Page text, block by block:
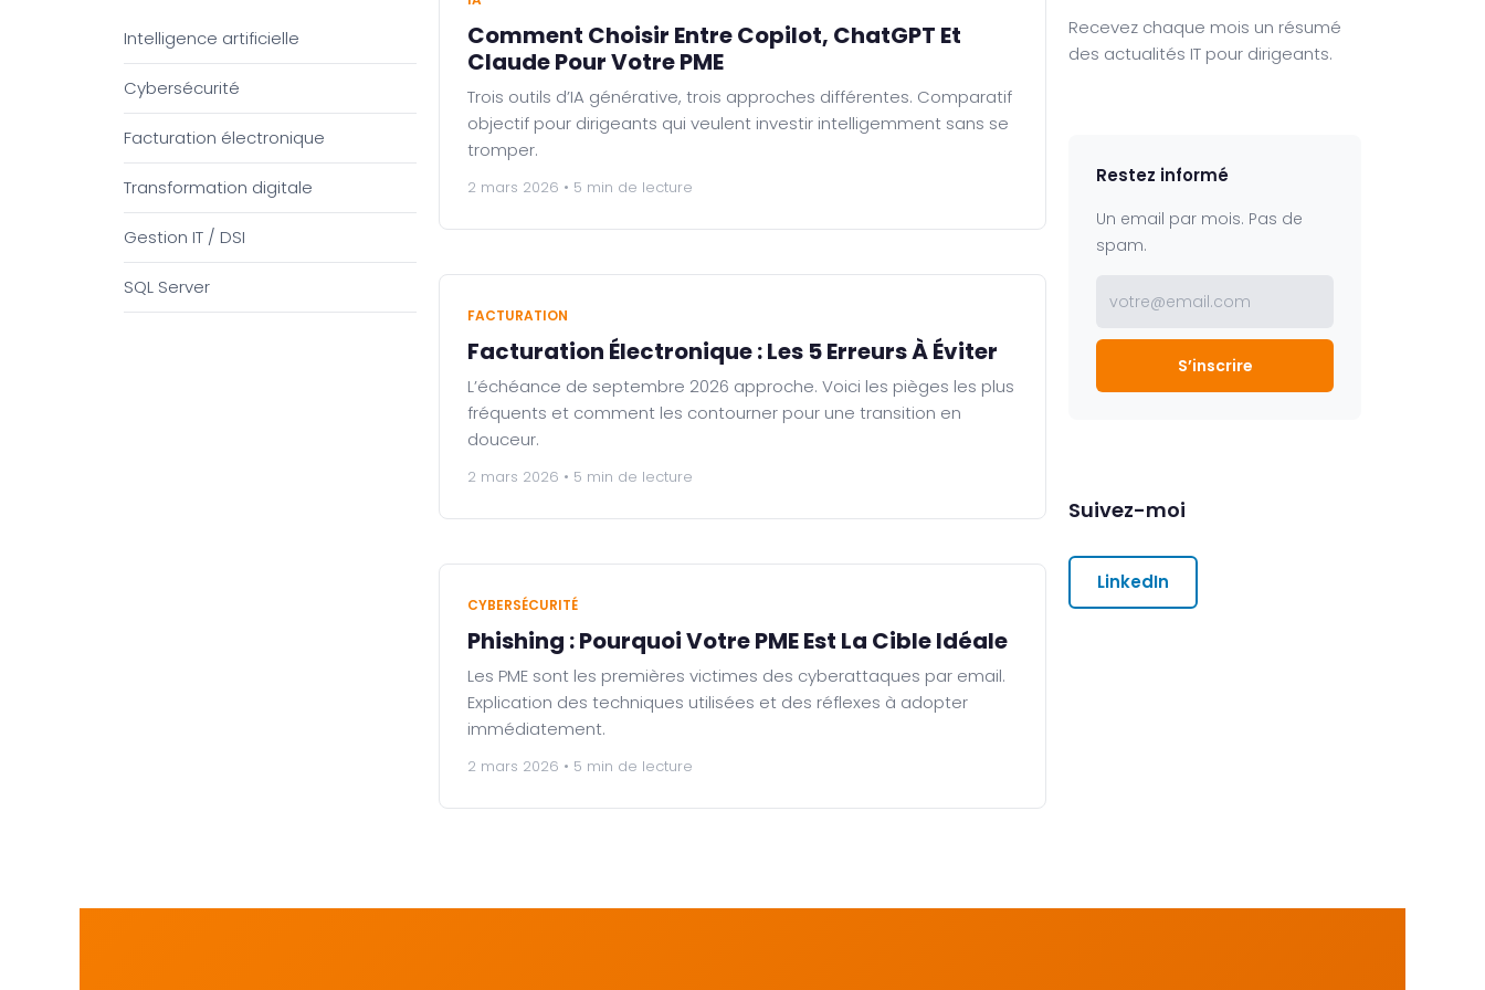
Intelligence artificielle
Cybersécurité
Facturation électronique
Transformation digitale
Gestion IT / DSI
SQL Server
Comment Choisir Entre Copilot, ChatGPT Et
Claude Pour Votre PME
Trois outils d’IA générative, trois approches différentes. Comparatif
objectif pour dirigeants qui veulent investir intelligemment sans se
tromper.
2 mars 2026 • 5 min de lecture
FACTURATION
Facturation Électronique : Les 5 Erreurs À Éviter
L’échéance de septembre 2026 approche. Voici les pièges les plus
fréquents et comment les contourner pour une transition en
douceur.
2 mars 2026 • 5 min de lecture
CYBERSÉCURITÉ
Phishing : Pourquoi Votre PME Est La Cible Idéale
Les PME sont les premières victimes des cyberattaques par email.
Explication des techniques utilisées et des réflexes à adopter
immédiatement.
2 mars 2026 • 5 min de lecture
Recevez chaque mois un résumé
des actualités IT pour dirigeants.
Restez informé
Un email par mois. Pas de
spam.
votre@email.com
S’inscrire
Suivez-moi
LinkedIn